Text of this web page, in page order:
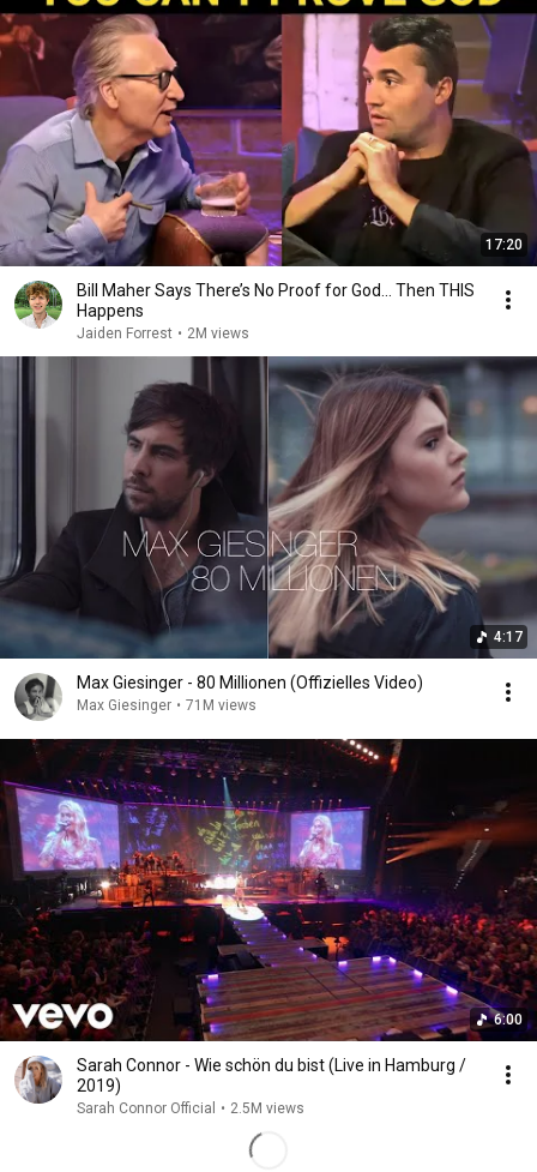
17:20
Bill Maher Says There’s No Proof for God... Then THIS
Happens
Jaiden Forrest • 2M views
4:17
Max Giesinger - 80 Millionen (Offizielles Video)
Max Giesinger • 71M views
6:00
Sarah Connor - Wie schön du bist (Live in Hamburg /
2019)
Sarah Connor Official • 2.5M views